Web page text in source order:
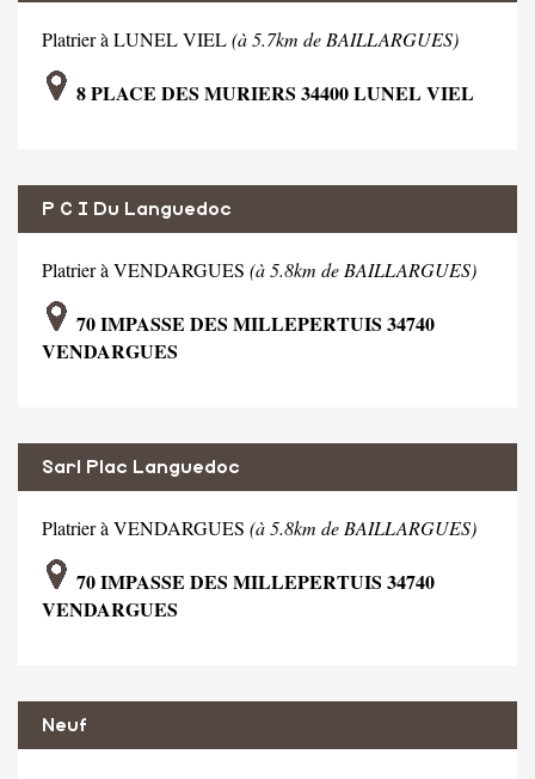
Platrier à LUNEL VIEL(à 5.7km de BAILLARGUES)
8 PLACE DES MURIERS 34400 LUNEL VIEL
P C I Du Languedoc
Platrier à VENDARGUES (à 5.8km de BAILLARGUES)
70 IMPASSE DES MILLEPERTUIS 34740
VENDARGUES
Sarl Plac Languedoc
Platrier à VENDARGUES (à 5.8km de BAILLARGUES)
70 IMPASSE DES MILLEPERTUIS 34740
VENDARGUES
Neuf